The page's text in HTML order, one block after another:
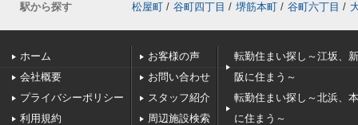
駅から探す
松屋町 / 谷町四丁目 / 堺筋本町 / 谷町六丁目 /
ホーム
会社概要
プライバシーポリシー
利用規約
お客様の声
お問い合わせ
スタッフ紹介
周辺施設検索
転勤住まい探し～江坂、
阪に住まう～
転勤住まい探し～北浜、
に住まう～